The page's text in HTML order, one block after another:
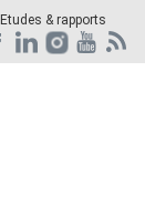
Etudes & rapports